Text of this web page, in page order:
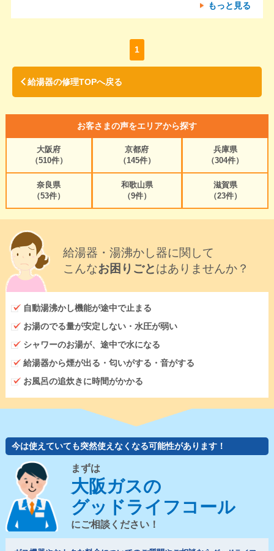
もっと見る
1
給湯器の修理TOPへ戻る
お客さまの声をエリアから探す
大阪府
（510件）
京都府
（145件）
兵庫県
（304件）
奈良県
（53件）
和歌山県
（9件）
滋賀県
（23件）
給湯器・湯沸かし器に関して
こんなお困りごとはありませんか？
自動湯沸かし機能が途中で止まる
お湯のでる量が安定しない・水圧が弱い
シャワーのお湯が、途中で水になる
給湯器から煙が出る・匂いがする・音がする
お風呂の追炊きに時間がかかる
今は使えていても突然使えなくなる可能性があります！
まずは
大阪ガスの
グッドライフコール
にご相談ください！